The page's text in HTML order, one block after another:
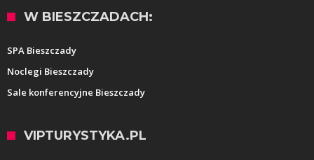
W BIESZCZADACH:
SPA Bieszczady
Noclegi Bieszczady
Sale konferencyjne Bieszczady
VIPTURYSTYKA.PL